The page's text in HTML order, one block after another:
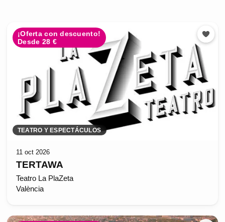
¡Oferta con descuento!
Desde 28 €
TEATRO Y ESPECTÁCULOS
11 oct 2026
TERTAWA
Teatro La PlaZeta
València